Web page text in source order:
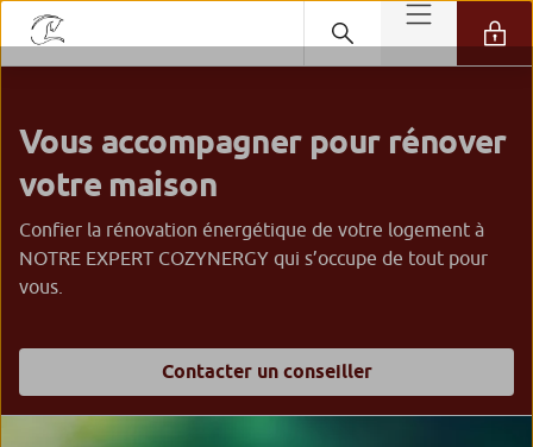
Vous accompagner pour rénover
votre maison
Confier la rénovation énergétique de votre logement à
NOTRE EXPERT COZYNERGY qui s’occupe de tout pour
vous.
Contacter un conseiller